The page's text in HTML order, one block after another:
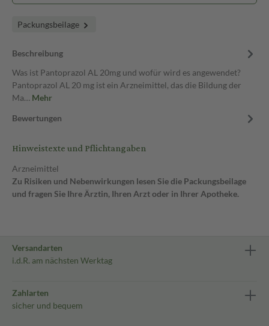
Packungsbeilage
Beschreibung
Was ist Pantoprazol AL 20mg und wofür wird es angewendet?
Pantoprazol AL 20 mg ist ein Arzneimittel, das die Bildung der
Ma… Mehr
Bewertungen
Hinweistexte und Pflichtangaben
Arzneimittel
Zu Risiken und Nebenwirkungen lesen Sie die Packungsbeilage
und fragen Sie Ihre Ärztin, Ihren Arzt oder in Ihrer Apotheke.
Versandarten
i.d.R. am nächsten Werktag
Zahlarten
sicher und bequem